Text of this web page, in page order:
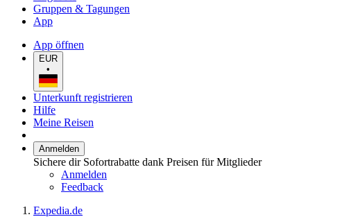
Gruppen & Tagungen
App
App öffnen
EUR
•
Unterkunft registrieren
Hilfe
Meine Reisen
Anmelden
Sichere dir Sofortrabatte dank Preisen für Mitglieder
Anmelden
Feedback
Expedia.de